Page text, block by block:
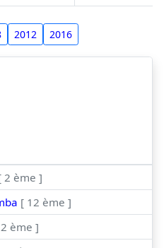
2012 2016
2 ème ]
[ 12 ème ]
ème ]